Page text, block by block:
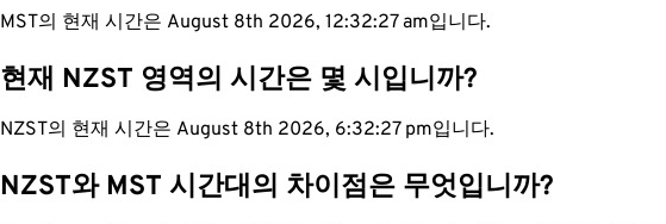
MST의 현재 시간은 August 8th 2026, 12:32:28 am입니다.
현재 NZST 영역의 시간은 몇 시입니까?
NZST의 현재 시간은 August 8th 2026, 6:32:28 pm입니다.
NZST와 MST 시간대의 차이점은 무엇입니까?